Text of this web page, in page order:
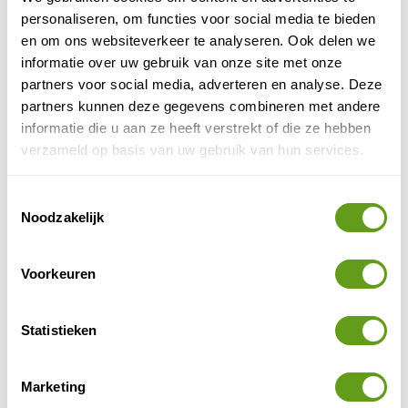
personaliseren, om functies voor social media te bieden
en om ons websiteverkeer te analyseren. Ook delen we
informatie over uw gebruik van onze site met onze
partners voor social media, adverteren en analyse. Deze
partners kunnen deze gegevens combineren met andere
informatie die u aan ze heeft verstrekt of die ze hebben
verzameld op basis van uw gebruik van hun services.
Noodzakelijk
Voorkeuren
Statistieken
Marketing
waar na een gevaarlijke reis enorme kabeljauw
gevangen werd....
BEKIJK
Nunavut en Nunavik
Nunavut en Nunavik, ultieme natuurbestemming
betekent Nunavut "ons land". In onze ogen een
Liefhebbers van ongerepte natuur opgelet: het is
tijd voor een rondreis in Oost-Canada! In dit